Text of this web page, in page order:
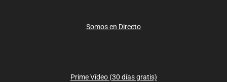
Somos en Directo
Prime Vídeo (30 días gratis)